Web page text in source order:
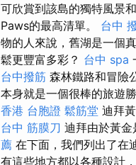
可欣賞到該島的獨特風景
Paws的最高清單。 台中
物的人來說，舊湖是一個
鬆更豐富多彩？ 台中 spa
台中撥筋 森林鐵路和冒險
本身就是一個很棒的旅遊
香港 台胞證 鬆筋堂 迪拜
台中 筋膜刀 迪拜由於黃金
薦 在下面，我們列出了在
有這些地方都以各種設計